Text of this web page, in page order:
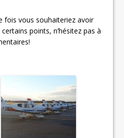
fois vous souhaiteriez avoir
points, n’hésitez pas à